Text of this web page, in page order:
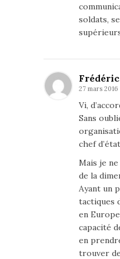
soldats,
27 mars
Vi,
Sans
chef
Mais je
de la
Ayant un
tactiques
en
capacité
en
trouver